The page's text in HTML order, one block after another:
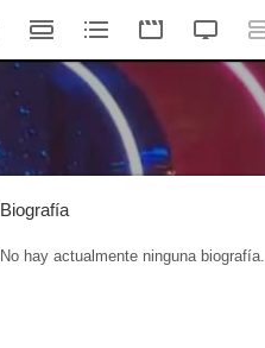
Biografía
No hay actualmente ninguna biografía.